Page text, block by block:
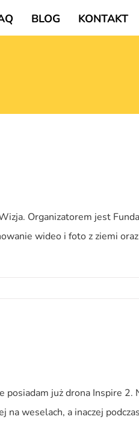
BLOG KONTAKT
Organizatorem jest
wideo i foto z ziemi
już drona Inspire 2.
na weselach, a inaczej